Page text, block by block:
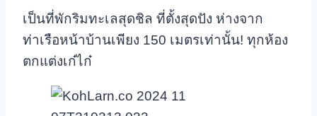
เป็นที่พักริมทะเลสุดชิล ที่ตั้งสุดปัง ห่างจาก
ท่าเรือหน้าบ้านเพียง 150 เมตรเท่านั้น! ทุกห้อง
ตกแต่งเก๋ไก๋